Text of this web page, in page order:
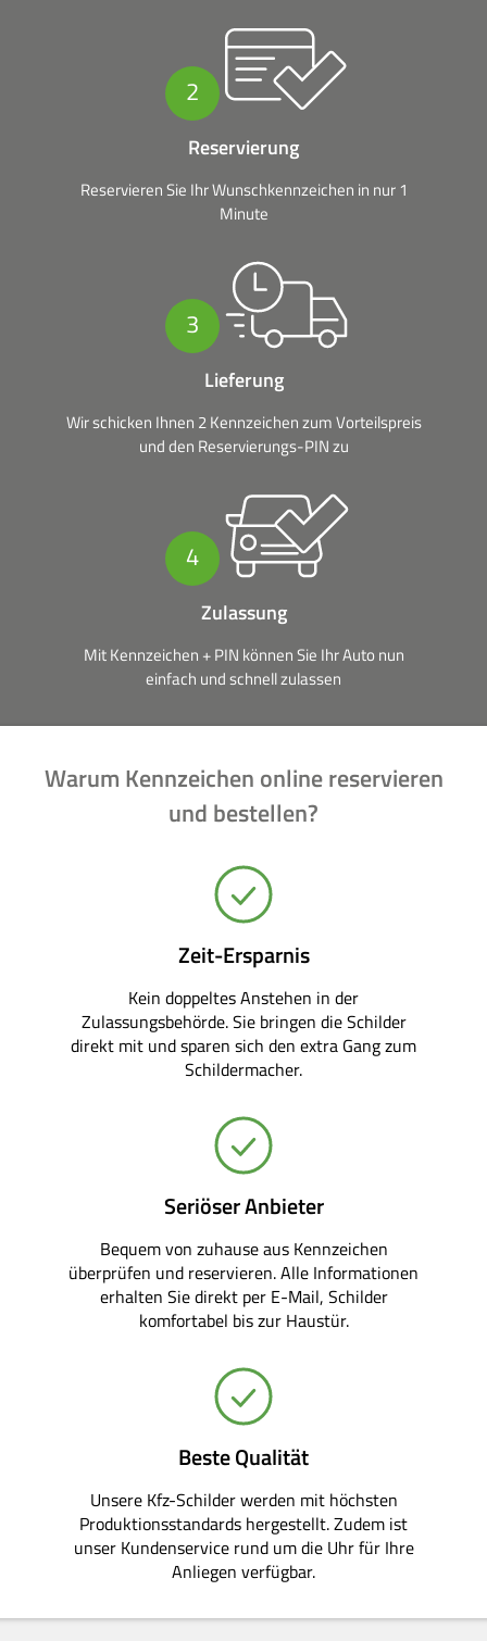
2
Reservierung
Reservieren Sie Ihr Wunschkennzeichen in nur 1
Minute
3
Lieferung
Wir schicken Ihnen 2 Kennzeichen zum Vorteilspreis
und den Reservierungs-PIN zu
4
Zulassung
Mit Kennzeichen + PIN können Sie Ihr Auto nun
einfach und schnell zulassen
Warum Kennzeichen online reservieren
und bestellen?
Zeit-Ersparnis
Kein doppeltes Anstehen in der
Zulassungsbehörde. Sie bringen die Schilder
direkt mit und sparen sich den extra Gang zum
Schildermacher.
Seriöser Anbieter
Bequem von zuhause aus Kennzeichen
überprüfen und reservieren. Alle Informationen
erhalten Sie direkt per E-Mail, Schilder
komfortabel bis zur Haustür.
Beste Qualität
Unsere Kfz-Schilder werden mit höchsten
Produktionsstandards hergestellt. Zudem ist
unser Kundenservice rund um die Uhr für Ihre
Anliegen verfügbar.